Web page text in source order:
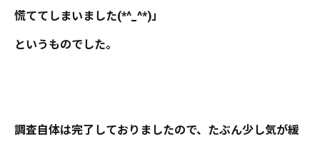
慌ててしまいました(*^_^*)」
というものでした。
調査自体は完了しておりましたので、たぶん少し気が緩